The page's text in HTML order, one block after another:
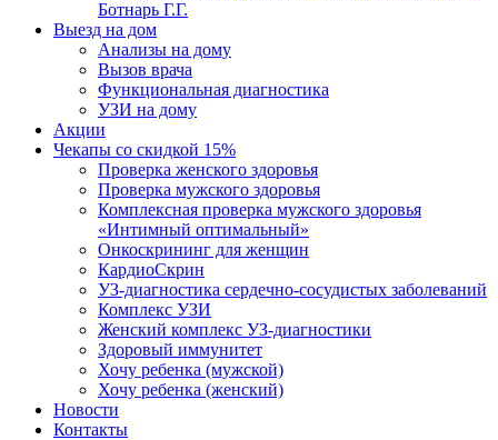
Ботнарь Г.Г.
Выезд на дом
Анализы на дому
Вызов врача
Функциональная диагностика
УЗИ на дому
Акции
Чекапы со скидкой 15%
Проверка женского здоровья
Проверка мужского здоровья
Комплексная проверка мужского здоровья
«Интимный оптимальный»
Онкоcкрининг для женщин
КардиоСкрин
УЗ-диагностика сердечно-сосудистых заболеваний
Комплекс УЗИ
Женский комплекс УЗ-диагностики
Здоровый иммунитет
Хочу ребенка (мужской)
Хочу ребенка (женский)
Новости
Контакты